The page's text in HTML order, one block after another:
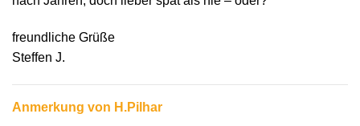
freundliche Grüße
Steffen J.
Anmerkung von H.Pilhar